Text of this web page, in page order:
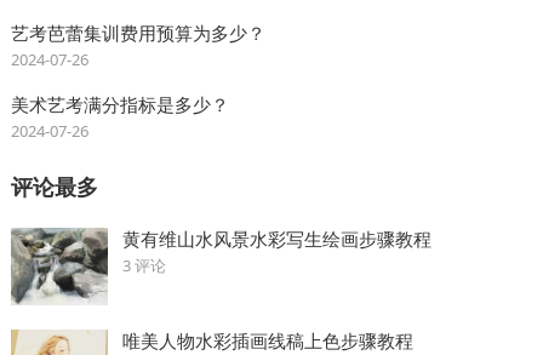
艺考芭蕾集训费用预算为多少？
2024-07-26
美术艺考满分指标是多少？
2024-07-26
评论最多
黄有维山水风景水彩写生绘画步骤教程
3 评论
唯美人物水彩插画线稿上色步骤教程